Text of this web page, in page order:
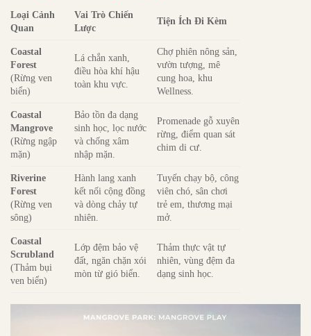
Loại Cảnh
Quan
Vai Trò Chiến
Lược
Tiện Ích Đi Kèm
Coastal
Forest
(Rừng ven
biển)
Lá chắn xanh,
điều hòa khí hậu
toàn khu vực.
Chợ phiên nông sản,
vườn tượng, mê
cung hoa, khu
Wellness.
Coastal
Mangrove
(Rừng ngập
mặn)
Bảo tồn đa dạng
sinh học, lọc nước
và chống xâm
nhập mặn.
Promenade gỗ xuyên
rừng, điểm quan sát
chim di cư.
Riverine
Forest
(Rừng ven
sông)
Hành lang xanh
kết nối cộng đồng
và dòng chảy tự
nhiên.
Tuyến chạy bộ, công
viên chó, sân chơi
trẻ em, thương mại
mở.
Coastal
Scrubland
(Thảm bụi
ven biển)
Lớp đệm bảo vệ
đất, ngăn chặn xói
mòn từ gió biển.
Thảm thực vật tự
nhiên, vùng đệm đa
dạng sinh học.